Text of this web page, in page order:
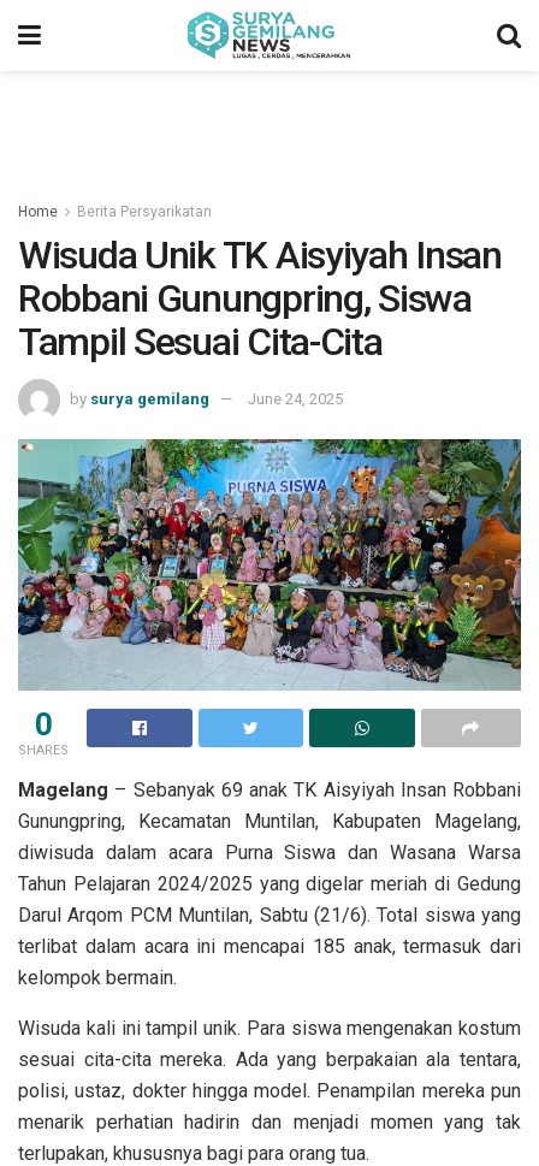
Home Berita Persyarikatan
Wisuda Unik TK Aisyiyah Insan
Robbani Gunungpring, Siswa
Tampil Sesuai Cita-Cita
by surya gemilang June 24, 2025
0
SHARES
Magelang – Sebanyak 69 anak TK Aisyiyah Insan Robbani
Gunungpring, Kecamatan Muntilan, Kabupaten Magelang,
diwisuda dalam acara Purna Siswa dan Wasana Warsa
Tahun Pelajaran 2024/2025 yang digelar meriah di Gedung
Darul Arqom PCM Muntilan, Sabtu (21/6). Total siswa yang
terlibat dalam acara ini mencapai 185 anak, termasuk dari
kelompok bermain.
Wisuda kali ini tampil unik. Para siswa mengenakan kostum
sesuai cita-cita mereka. Ada yang berpakaian ala tentara,
polisi, ustaz, dokter hingga model. Penampilan mereka pun
menarik perhatian hadirin dan menjadi momen yang tak
terlupakan, khususnya bagi para orang tua.